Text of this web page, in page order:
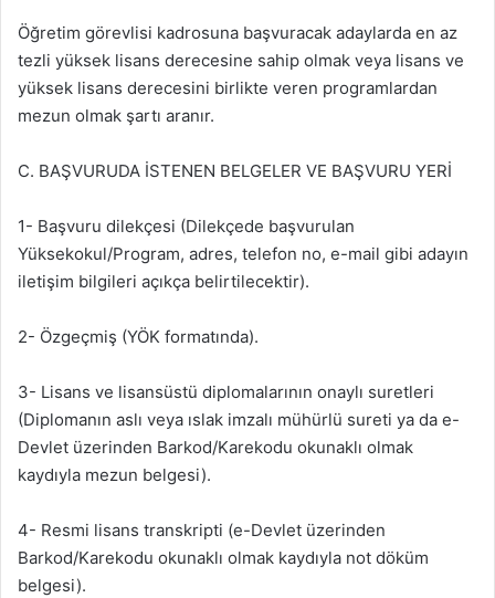
Öğretim görevlisi kadrosuna başvuracak adaylarda en az
tezli yüksek lisans derecesine sahip olmak veya lisans ve
yüksek lisans derecesini birlikte veren programlardan
mezun olmak şartı aranır.
C. BAŞVURUDA İSTENEN BELGELER VE BAŞVURU YERİ
1- Başvuru dilekçesi (Dilekçede başvurulan
Yüksekokul/Program, adres, telefon no, e-mail gibi adayın
iletişim bilgileri açıkça belirtilecektir).
2- Özgeçmiş (YÖK formatında).
3- Lisans ve lisansüstü diplomalarının onaylı suretleri
(Diplomanın aslı veya ıslak imzalı mühürlü sureti ya da e-
Devlet üzerinden Barkod/Karekodu okunaklı olmak
kaydıyla mezun belgesi).
4- Resmi lisans transkripti (e-Devlet üzerinden
Barkod/Karekodu okunaklı olmak kaydıyla not döküm
belgesi).